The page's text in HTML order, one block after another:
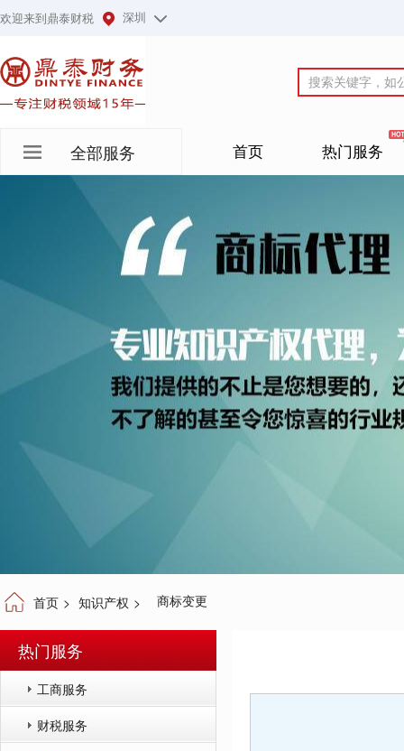
欢迎来到鼎泰财税 深圳
全部服务 首页 热门服务
首页 > 知识产权 > 商标变更
热门服务
工商服务
财税服务